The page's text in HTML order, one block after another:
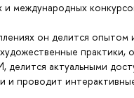
и международных
он делится опытом
практики,
делится актуальными
и проводит